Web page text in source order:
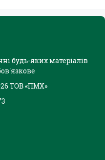
будь-яких матеріалів
ТОВ «ПМХ»